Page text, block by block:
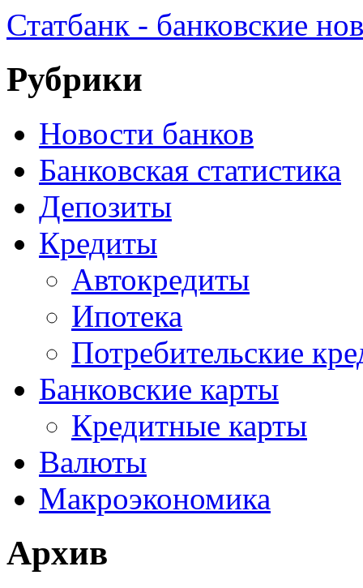
Статбанк - банковские
Рубрики
Новости банков
Банковская статистика
Депозиты
Кредиты
Автокредиты
Ипотека
Потребительские
Банковские карты
Кредитные карты
Валюты
Макроэкономика
Архив